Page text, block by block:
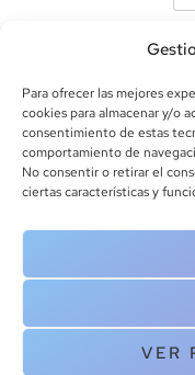
Para ofrecer las mejores
cookies para almacenar y/o
consentimiento de estas
comportamiento de
No consentir o retirar el
ciertas características y
VER
Copyright © 2025
cookies|Política de